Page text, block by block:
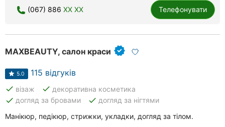
Черкаси
Івано-
Франківськ
Луцьк
(067) 886 XX XX Телефонувати
MAXBEAUTY, салон краси
5.0 115 відгуків
done візаж done декоративна косметика
done догляд за бровами done догляд за нігтями
Манікюр, педікюр, стрижки, укладки, догляд за тілом.